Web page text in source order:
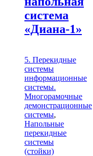
система
«Диана-1»
5. Перекидные
системы
информационные
системы.
Многорамочные
демонстрационные
системы,
Напольные
перекидные
системы
(стойки)